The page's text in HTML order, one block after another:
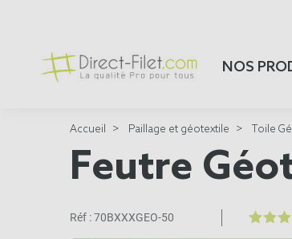
NOS
Accueil Paillage et géotextile Toile
Feutre
Réf :70BXXXGEO-50